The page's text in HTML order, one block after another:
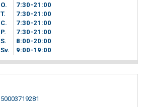
O.
7 30-21 00
T.
7 30-21 00
C.
7 30-21 00
P.
7 30-21 00
S.
8 00-20 00
Sv.
9 00-19 00
50003719281